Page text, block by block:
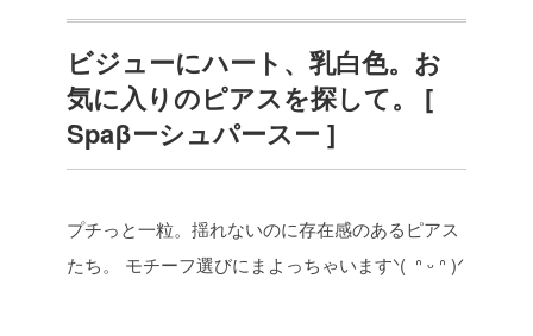
ビジューにハート、乳白色。お
気に入りのピアスを探して。 [
Spaβーシュパースー ]
プチっと一粒。揺れないのに存在感のあるピアス
たち。
モチーフ選びにまよっちゃいますᐠ( ᐢ ᵕ ᐢ )ᐟ